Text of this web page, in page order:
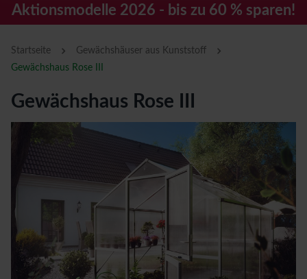
Aktionsmodelle 2026 - bis zu 60 % sparen!
Startseite › Gewächshäuser aus Kunststoff ›
Gewächshaus Rose III
Gewächshaus Rose III